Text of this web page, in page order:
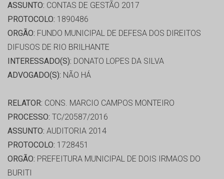
ASSUNTO: CONTAS DE GESTÃO 2017
PROTOCOLO: 1890486
ORGÃO: FUNDO MUNICIPAL DE DEFESA DOS DIREITOS
DIFUSOS DE RIO BRILHANTE
INTERESSADO(S): DONATO LOPES DA SILVA
ADVOGADO(S): NÃO HÁ
RELATOR: CONS. MARCIO CAMPOS MONTEIRO
PROCESSO: TC/20587/2016
ASSUNTO: AUDITORIA 2014
PROTOCOLO: 1728451
ORGÃO: PREFEITURA MUNICIPAL DE DOIS IRMAOS DO
BURITI